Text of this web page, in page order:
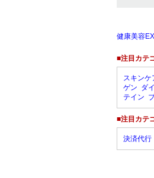
健康美容
■注目カテ
スキンケ
ゲン ダ
テイン
■注目カテ
決済代行